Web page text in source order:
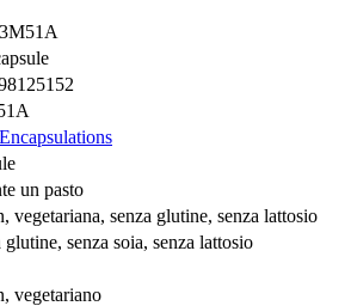
un pasto
vegetariana, senza glutine, senza lattosio
glutine, senza soia, senza lattosio
vegetariano